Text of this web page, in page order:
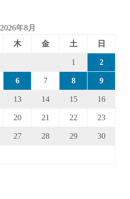
2026年8月
木 金 土 日
1 2
6 7 8 9
13 14 15 16
20 21 22 23
27 28 29 30